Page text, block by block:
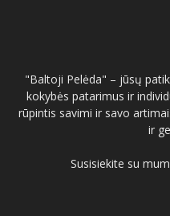
"Baltoji Pelėda" – jūsų
kokybės patarimus ir
rūpintis savimi ir savo
ir
Susisiekite su